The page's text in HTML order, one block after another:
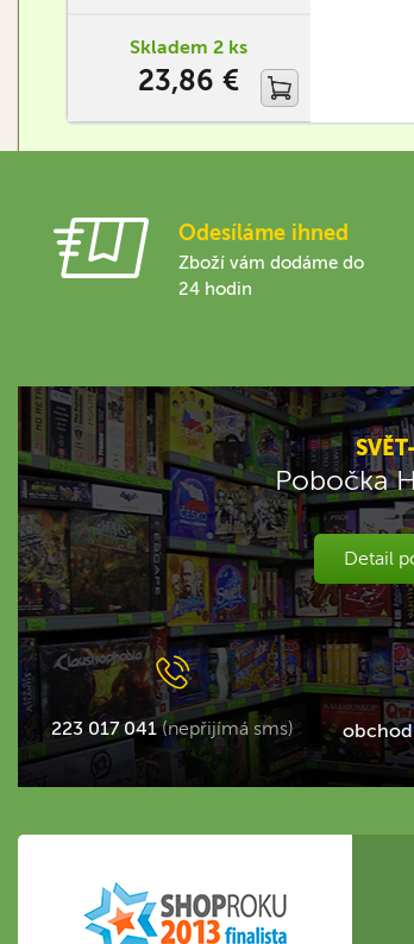
Skladem 2 ks
23,86 €
Odesíláme ihned
Zboží vám dodáme do
24 hodin
Pobočka
Detail
223 017 041 (nepřijímá sms)